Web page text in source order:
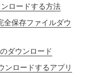
ロードする方法
全保存ファイルダウ
ダウンロード
ンロードするアプリ